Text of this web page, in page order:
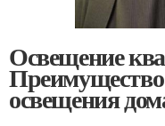
Освещение
Преимущество
освещения